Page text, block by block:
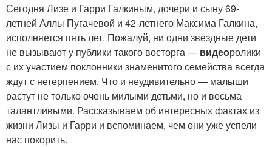
Сегодня Лизе и Гарри Галкиным, дочери и сыну 69-
летней Аллы Пугачевой и 42-летнего Максима Галкина,
исполняется пять лет. Пожалуй, ни одни звездные дети
не вызывают у публики такого восторга — видеоролики
с их участием поклонники знаменитого семейства всегда
ждут с нетерпением. Что и неудивительно — малыши
растут не только очень милыми детьми, но и весьма
талантливыми. Рассказываем об интересных фактах из
жизни Лизы и Гарри и вспоминаем, чем они уже успели
нас покорить.